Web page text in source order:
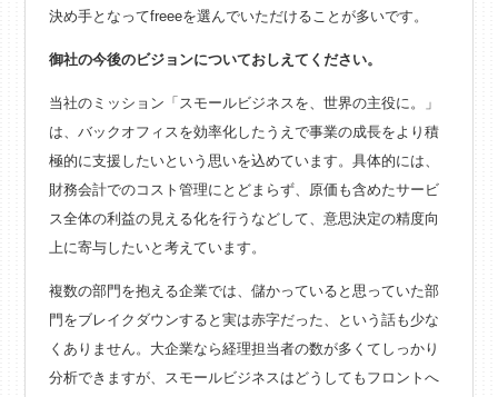
決め手となってfreeeを選んでいただけることが多いです。
御社の今後のビジョンについておしえてください。
当社のミッション「スモールビジネスを、世界の主役に。」
は、バックオフィスを効率化したうえで事業の成長をより積
極的に支援したいという思いを込めています。具体的には、
財務会計でのコスト管理にとどまらず、原価も含めたサービ
ス全体の利益の見える化を行うなどして、意思決定の精度向
上に寄与したいと考えています。
複数の部門を抱える企業では、儲かっていると思っていた部
門をブレイクダウンすると実は赤字だった、という話も少な
くありません。大企業なら経理担当者の数が多くてしっかり
分析できますが、スモールビジネスはどうしてもフロントへ